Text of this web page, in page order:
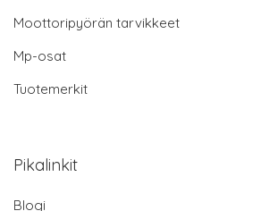
Moottoripyörän tarvikkeet
Mp-osat
Tuotemerkit
Pikalinkit
Blogi